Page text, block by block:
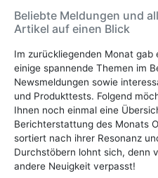
Beliebte Meldungen und
Artikel auf einen Blick
Im zurückliegenden Monat gab
einige spannende Themen im
Newsmeldungen sowie
und Produkttests. Folgend
Ihnen noch einmal eine
Berichterstattung des Monats
sortiert nach ihrer Resonanz
Durchstöbern lohnt sich, denn
andere Neuigkeit verpasst!